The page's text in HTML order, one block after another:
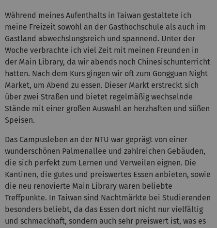
Während meines Aufenthalts in Taiwan gestaltete ich
meine Freizeit sowohl an der Gasthochschule als auch im
Gastland abwechslungsreich und spannend. Unter der
Woche verbrachte ich viel Zeit mit meinen Freunden in
der Main Library, da wir abends noch Chinesischunterricht
hatten. Nach dem Kurs gingen wir oft zum Gongguan Night
Market, um Abend zu essen. Dieser Markt erstreckt sich
über zwei Straßen und bietet regelmäßig wechselnde
Stände mit einer großen Auswahl an herzhaften und süßen
Speisen.
Das Campusleben an der NTU war geprägt von einer
wunderschönen Palmenallee und zahlreichen Gebäuden,
die sich perfekt zum Lernen und Verweilen eignen. Die
Kantinen, die gutes und preiswertes Essen anbieten, sowie
die neu renovierte Main Library waren beliebte
Treffpunkte. In Taiwan sind Nachtmärkte bei Studierenden
besonders beliebt, da das Essen dort nicht nur vielfältig
und schmackhaft, sondern auch sehr preiswert ist, was es